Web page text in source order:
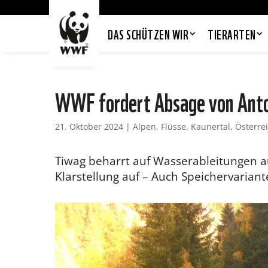
DAS SCHÜTZEN WIR TIERARTEN
WWF fordert Absage von
21. Oktober 2024 | Alpen, Flüsse, Kaunertal,
Tiwag beharrt auf Wasserableitungen
Klarstellung auf – Auch